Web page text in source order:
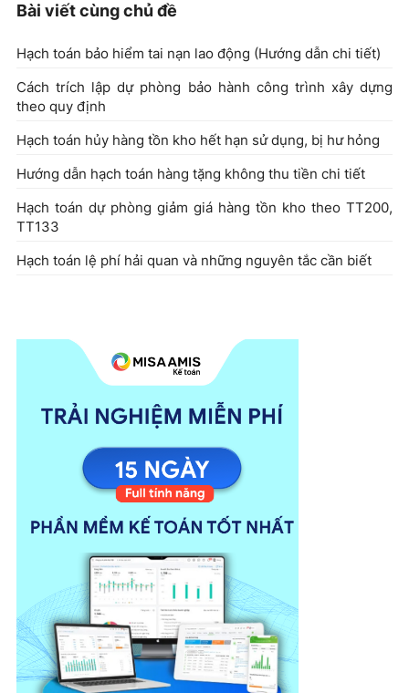
Bài viết cùng chủ đề
Hạch toán bảo hiểm tai nạn lao động (Hướng dẫn chi tiết)
Cách trích lập dự phòng bảo hành công trình xây dựng
theo quy định
Hạch toán hủy hàng tồn kho hết hạn sử dụng, bị hư hỏng
Hướng dẫn hạch toán hàng tặng không thu tiền chi tiết
Hạch toán dự phòng giảm giá hàng tồn kho theo TT200,
TT133
Hạch toán lệ phí hải quan và những nguyên tắc cần biết